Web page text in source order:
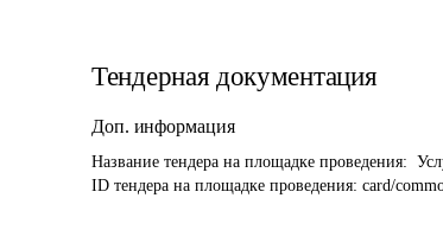
Тендерная документация
Доп. информация
Название тендера на площадке проведения:
ID тендера на площадке проведения: card/